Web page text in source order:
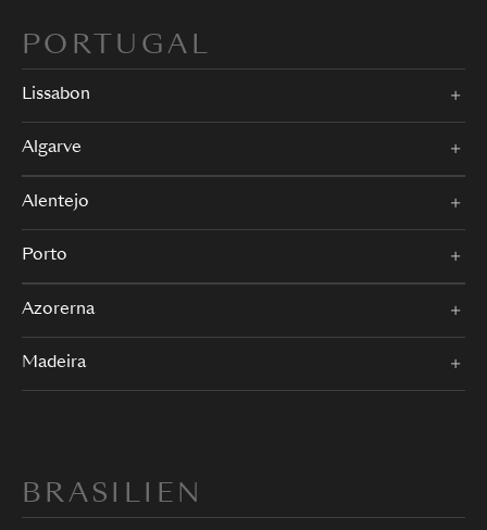
PORTUGAL
Lissabon
Algarve
Alentejo
Porto
Azorerna
Madeira
BRASILIEN